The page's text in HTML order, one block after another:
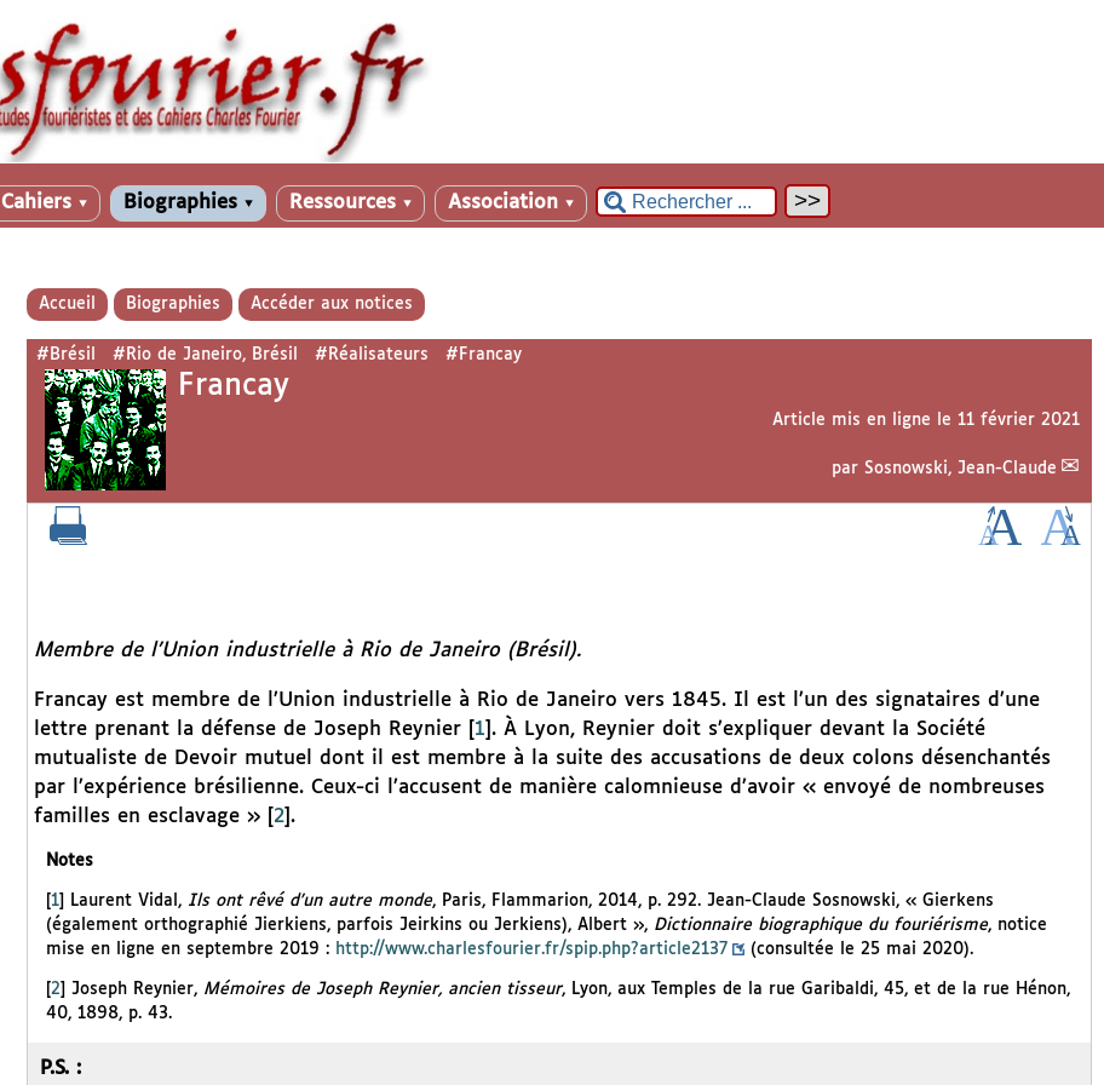
Cahiers ▼ Biographies ▼ Ressources ▼ Association ▼
Accueil Biographies Accéder aux notices
#Brésil #Rio de Janeiro, Brésil #Réalisateurs #Francay
Francay
Article mis en ligne le 11 février 2021
par Sosnowski, Jean-Claude
Membre de l’Union industrielle à Rio de Janeiro (Brésil).
Francay est membre de l’Union industrielle à Rio de Janeiro vers 1845. Il est l’un des signataires d’une
lettre prenant la défense de Joseph Reynier[ 1 . À Lyon, Reynier doit s’expliquer devant la Société
mutualiste de Devoir mutuel dont il est membre à la suite des accusations de deux colons désenchantés
par l’expérience brésilienne. Ceux-ci l’accusent de manière calomnieuse d’avoir « envoyé de nombreuses
familles en esclavage »[ 2] .
Notes
[1] Laurent Vidal, Ils ont rêvé d’un autre monde, Paris, Flammarion, 2014, p. 292. Jean-Claude Sosnowski, « Gierkens
(également orthographié Jierkiens, parfois Jeirkins ou Jerkiens), Albert », Dictionnaire biographique du fouriérisme, notice
mise en ligne en septembre 2019 : http://www.charlesfourier.fr/spip.php?article2137 (consultée le 25 mai 2020).
2 Joseph Reynier, Mémoires de Joseph Reynier, ancien tisseur, Lyon, aux Temples de la rue Garibaldi, 45, et de la rue Hénon,
40, 1898, p. 43.
P.S. :